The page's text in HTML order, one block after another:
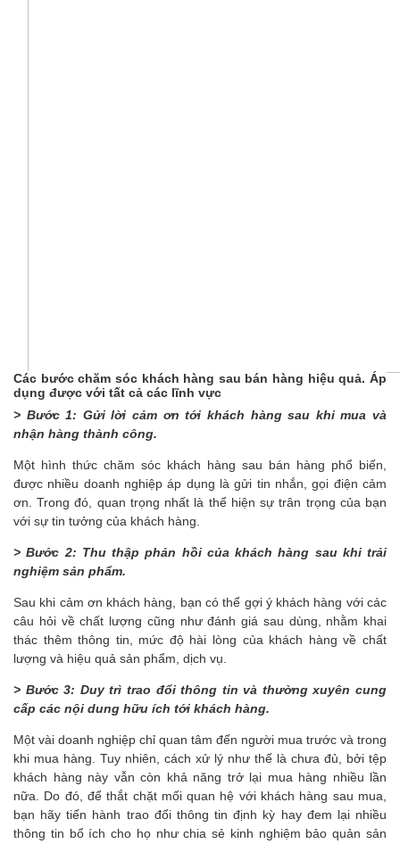
Các bướcchăm sóc khách hàng sau bán hàng hiệu quả. Áp
dụng được với tất cả các lĩnh vực
> Bước 1: Gửilời cảm ơntới khách hàngsau khi mua và
nhận hàng thành công.
Một hình thức chăm sóc khách hàng sau bán hàng phổ biến,
được nhiều doanh nghiệp áp dụng là gửi tin nhắn, gọi điện cảm
ơn.
Trong đó, quan trọng nhất là thể hiện sự trân trọng của bạn
với sự tin tưởng của khách hàng.
>Bước 2: Thu thập phản hồicủa khách hàng saukhitrải
nghiệm sản phẩm.
Sau khi cảm ơn khách hàng, bạn có thể gợi ý khách hàng với các
câu hỏi về chất lượng cũng như đánh giá sau dùng, nhằm khai
thác thêm thông tin, mức độ hài lòng của khách hàng về chất
lượng và hiệu quả sản phẩm, dịch vụ.
> Bước 3: Duy trì trao đổi thông tin và thường xuyêncung
cấp các nội dung hữu ích tới khách hàng.
Một vài doanh nghiệp chỉ quan tâm đến người mua trước và trong
khi mua hàng. Tuy nhiên, cách xử lý như thế là chưa đủ, bởi tệp
khách hàng này vẫn còn khả năng trở lại mua hàng nhiều lần
nữa. Do đó, để thắt chặt mối quan hệ với khách hàng sau mua,
bạn hãy tiến hành trao đổi thông tin định kỳ hay đem lại nhiều
thông tin bổ ích cho họ như chia sẻ kinh nghiệm bảo quản sản